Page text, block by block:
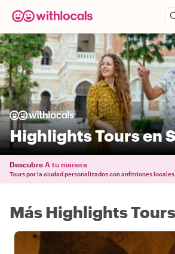
Highlights Tours en
Descubre A tu manera
Tours por la ciudad personalizados con anfitriones locales.
Más Highlights